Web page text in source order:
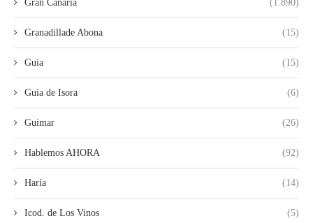
Gran Canaria (1.890)
Granadillade Abona (15)
Guia (15)
Guia de Isora (6)
Guimar (26)
Hablemos AHORA (92)
Haría (14)
Icod. de Los Vinos (5)